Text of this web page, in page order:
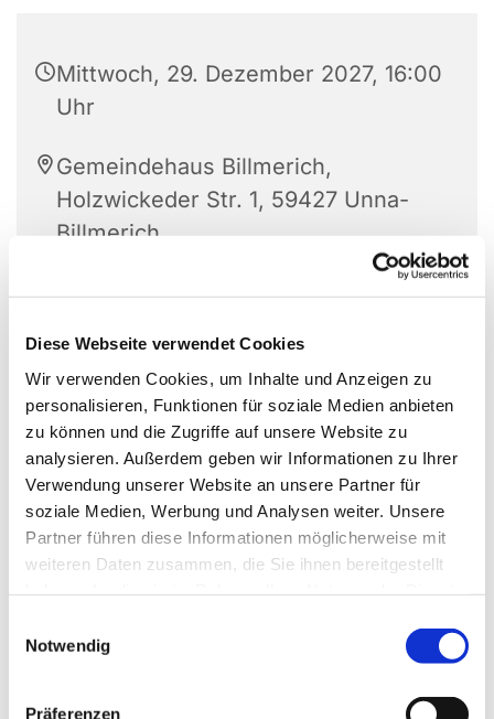
Diese Webseite verwendet Cookies
Wir verwenden Cookies, um Inhalte und Anzeigen zu
personalisieren, Funktionen für soziale Medien anbieten
zu können und die Zugriffe auf unsere Website zu
analysieren. Außerdem geben wir Informationen zu Ihrer
Verwendung unserer Website an unsere Partner für
soziale Medien, Werbung und Analysen weiter. Unsere
Partner führen diese Informationen möglicherweise mit
weiteren Daten zusammen, die Sie ihnen bereitgestellt
Notwendig
Präferenzen
Mittwoch, 29. Dezember 2027, 16:00
Uhr
Gemeindehaus Billmerich,
Holzwickeder Str. 1, 59427 Unna-
Billmerich